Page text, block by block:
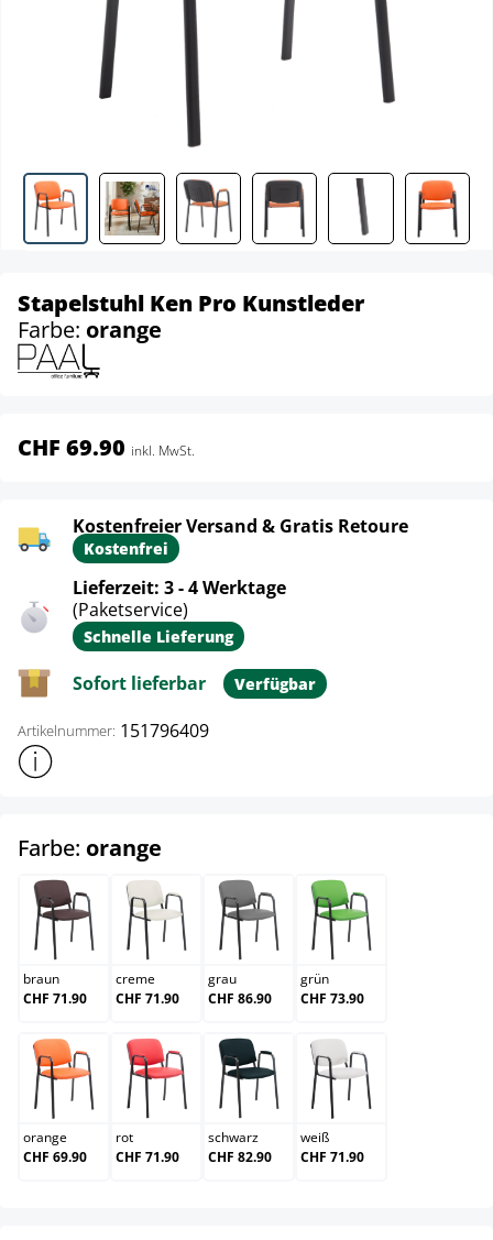
Stapelstuhl Ken Pro Kunstleder
Farbe: orange
CHF 69.90 inkl. MwSt.
Kostenfreier Versand & Gratis Retoure
Kostenfrei
Lieferzeit: 3 - 4 Werktage
(Paketservice)
Schnelle Lieferung
Sofort lieferbar Verfügbar
Artikelnummer: 151796409
Weitere Produktinformationen anzeigen
Farbe: orange
braun
braun
CHF 71.90
creme
creme
CHF 71.90
grau
grau
CHF 86.90
grün
grün
CHF 73.90
orange
orange
CHF 69.90
rot
rot
CHF 71.90
schwarz
schwarz
CHF 82.90
weiß
weiß
CHF 71.90